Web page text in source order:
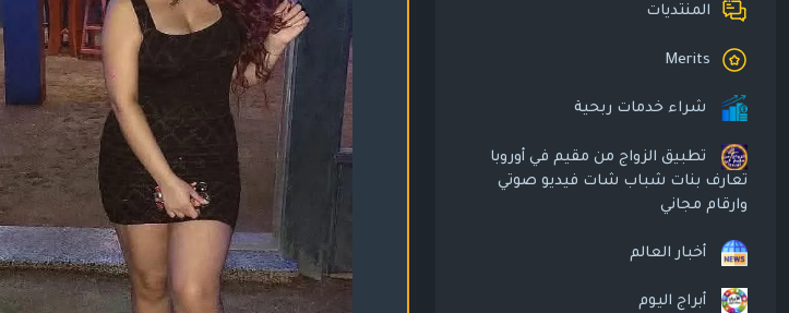
المنتديات
Merits
شراء خدمات ربحية
تطبيق الزواج من مقيم في أوروبا
تعارف بنات شباب شات فيديو صوتي
وارقام مجاني
أخبار العالم
أبراج اليوم